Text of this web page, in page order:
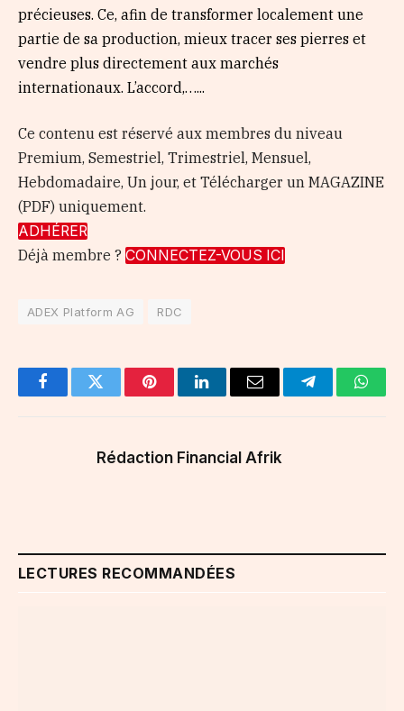
précieuses. Ce, afin de transformer localement une
partie de sa production, mieux tracer ses pierres et
vendre plus directement aux marchés
internationaux. L’accord,…...
Ce contenu est réservé aux membres du niveau
Premium, Semestriel, Trimestriel, Mensuel,
Hebdomadaire, Un jour, et Télécharger un MAGAZINE
(PDF) uniquement.
ADHÉRER
Déjà membre ? CONNECTEZ-VOUS ICI
ADEX Platform AG RDC
FacebookTwitter PinterestLinkedInEmail Telegram
Rédaction Financial Afrik
LECTURES RECOMMANDÉES